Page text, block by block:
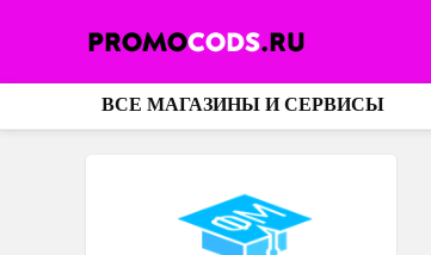
ВСЕ МАГАЗИНЫ И СЕРВИСЫ